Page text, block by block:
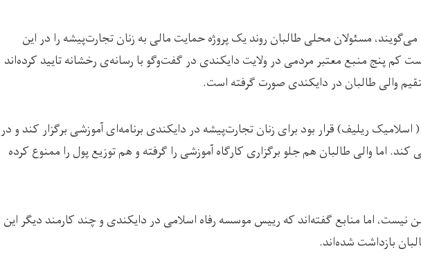
مسئولان محلی طالبان روند یک پروژه حمایت مالی به زنان تجارت‌پیشه را در این
کم پنج منبع معتبر مردمی در ولایت دایکندی در گفت‌وگو با رسانه‌ی رخشانه تایید کرده‌اند
والی طالبان در دایکندی صورت گرفته است.
ریلیف) قرار بود برای زنان تجارت‌پیشه در دایکندی برنامه‌ای آموزشی برگزار کند و در
کند. اما والی طالبان هم جلو برگزاری کارگاه آموزشی را گرفته و هم توزیع پول را ممنوع کرده‌
نیست، اما منابع گفته‌اند که رییس موسسه رفاه اسلامی در دایکندی و چند کارمند دیگر این
بازداشت شده‌اند.